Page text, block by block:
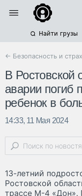
Найти грузы
← Безопасность и
В Ростовской
аварии погиб
ребенок в
14:33, 11 Мая 2024
13-летний
Ростовской
трассе М-4 «Дон».